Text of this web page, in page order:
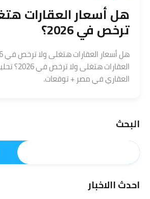
هل أسعار العقارات
ترخص في 2026؟
العقارات
العقاري في مصر + توقعات.
البحث
احدث االاخبار